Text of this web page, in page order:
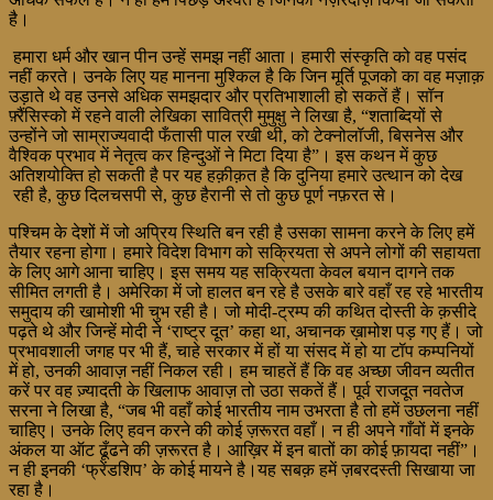
है।
हमारा धर्म और खान पीन उन्हें समझ नहीं आता। हमारी संस्कृति को वह पसंद
नहीं करते। उनके लिए यह मानना मुश्किल है कि जिन मूर्ति पूजको का वह मज़ाक़
उड़ाते थे वह उनसे अधिक समझदार और प्रतिभाशाली हो सकतें हैं। सॉन
फ़्रैंसिस्को में रहने वाली लेखिका सावित्री मुमुक्षु ने लिखा है, “शताब्दियों से
उन्होंने जो साम्राज्यवादी फँतासी पाल रखी थी, को टेक्नोलॉजी, बिसनेस और
वैश्विक प्रभाव में नेतृत्व कर हिन्दुओं ने मिटा दिया है”। इस कथन में कुछ
अतिशयोक्ति हो सकती है पर यह हक़ीक़त है कि दुनिया हमारे उत्थान को देख
रही है, कुछ दिलचसपी से, कुछ हैरानी से तो कुछ पूर्ण नफ़रत से।
पश्चिम के देशों में जो अप्रिय स्थिति बन रही है उसका सामना करने के लिए हमें
तैयार रहना होगा। हमारे विदेश विभाग को सक्रियता से अपने लोगों की सहायता
के लिए आगे आना चाहिए। इस समय यह सक्रियता केवल बयान दागने तक
सीमित लगती है। अमेरिका में जो हालत बन रहे है उसके बारे वहाँ रह रहे भारतीय
समुदाय की खामोशी भी चुभ रही है। जो मोदी-ट्रम्प की कथित दोस्ती के क़सीदे
पढ़ते थे और जिन्हें मोदी ने ‘राष्ट्र दूत’ कहा था, अचानक ख़ामोश पड़ गए हैं। जो
प्रभावशाली जगह पर भी हैं, चाहे सरकार में हों या संसद में हो या टॉप कम्पनियों
में हो, उनकी आवाज़ नहीं निकल रही। हम चाहतें हैं कि वह अच्छा जीवन व्यतीत
करें पर वह ज़्यादती के खिलाफ आवाज़ तो उठा सकतें हैं। पूर्व राजदूत नवतेज
सरना ने लिखा है, “जब भी वहाँ कोई भारतीय नाम उभरता है तो हमें उछलना नहीं
चाहिए। उनके लिए हवन करने की कोई ज़रूरत वहाँ। न ही अपने गाँवों में इनके
अंकल या ऑट ढूँढने की ज़रूरत है। आख़िर में इन बातों का कोई फ़ायदा नहीं”।
न ही इनकी ‘फ्रेंडशिप’ के कोई मायने है।यह सबक़ हमें ज़बरदस्ती सिखाया जा
रहा है।